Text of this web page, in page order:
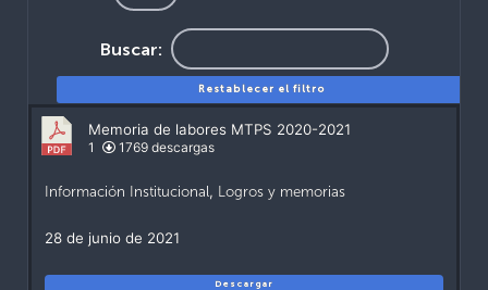
Buscar:
Restablecer el filtro
Memoria de labores MTPS 2020-2021
1 1769 descargas
Información Institucional, Logros y memorias
28 de junio de 2021
Descargar